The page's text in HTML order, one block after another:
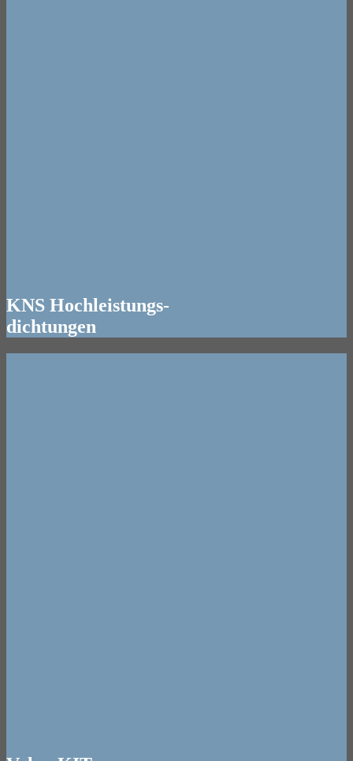
KNS Hochleistungs-
dichtungen